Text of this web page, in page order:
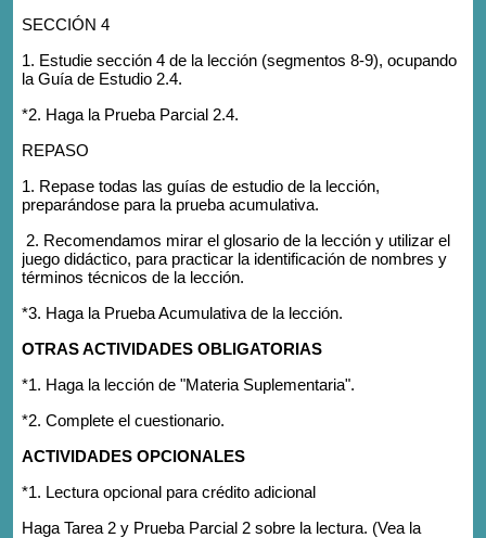
SECCIÓN 4
1. Estudie sección 4 de la lección (segmentos 8-9), ocupando
la Guía de Estudio 2.4.
*2. Haga la Prueba Parcial 2.4.
REPASO
1. Repase todas las guías de estudio de la lección,
preparándose para la prueba acumulativa.
2. Recomendamos mirar el glosario de la lección y utilizar el
juego didáctico, para practicar la identificación de nombres y
términos técnicos de la lección.
*3. Haga la Prueba Acumulativa de la lección.
OTRAS ACTIVIDADES OBLIGATORIAS
*1. Haga la lección de "Materia Suplementaria".
*2. Complete el cuestionario.
ACTIVIDADES OPCIONALES
*1. Lectura opcional para crédito adicional
Haga Tarea 2 y Prueba Parcial 2 sobre la lectura. (Vea la